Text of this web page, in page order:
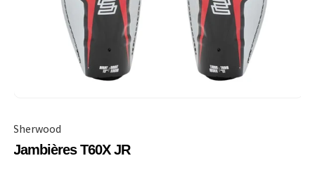
Sherwood
Jambières T60X JR